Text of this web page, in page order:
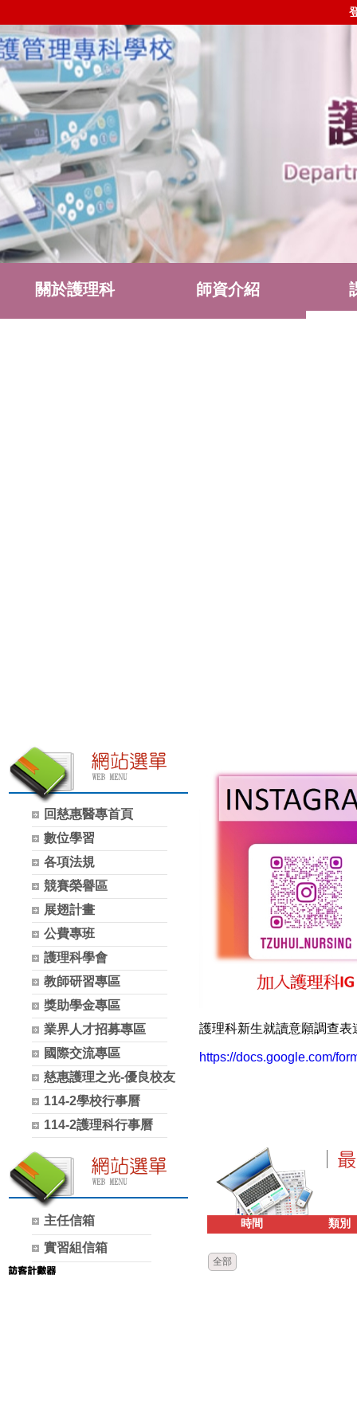
關於護理科 師資介紹
回慈惠醫專首頁
數位學習
各項法規
競賽榮譽區
展翅計畫
公費專班
護理科學會
教師研習專區
獎助學金專區
業界人才招募專區
國際交流專區
慈惠護理之光-優良校友
114-2學校行事曆
114-2護理科行事曆
主任信箱
實習組信箱
護理科新生就讀意願調查表
https://docs.google.com/
時間 類別
全部